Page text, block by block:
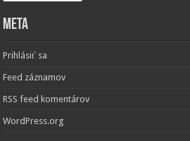
Meta
Prihlásiť sa
Feed záznamov
RSS feed komentárov
WordPress.org